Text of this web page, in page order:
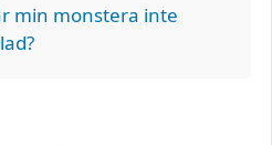
min monstera inte